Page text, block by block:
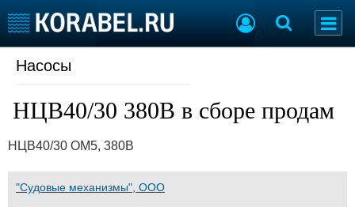
Судостроение
Новости
Репутация
Крюинг
Продажа флота
Услуги
Насосы
НЦВ40/30 380В в сборе продам
НЦВ40/30 ОМ5, 380В
"Судовые механизмы", ООО